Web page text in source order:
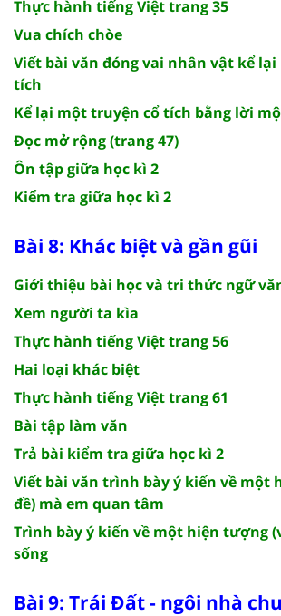
Thực hành tiếng Việt trang 35
Vua chích chòe
Viết bài văn đóng vai nhân vật kể
tích
Kể lại một truyện cổ tích bằng lời
Đọc mở rộng (trang 47)
Ôn tập giữa học kì 2
Kiểm tra giữa học kì 2
Bài 8: Khác biệt và gần gũi
Giới thiệu bài học và tri thức ngữ
Xem người ta kìa
Thực hành tiếng Việt trang 56
Hai loại khác biệt
Thực hành tiếng Việt trang 61
Bài tập làm văn
Trả bài kiểm tra giữa học kì 2
Viết bài văn trình bày ý kiến về một
đề) mà em quan tâm
Trình bày ý kiến về một hiện tượng
sống
Bài 9: Trái Đất - ngôi nhà